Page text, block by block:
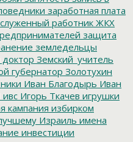
заработная плата
работник ЖКХ
защита
земледельцы
доктор Земский_учитель
губернатор Золотухин
Иван Благодырь Иван
ивс Игорь Ткачев игрушки
кампания избирком
Израиль имена
инвестиции